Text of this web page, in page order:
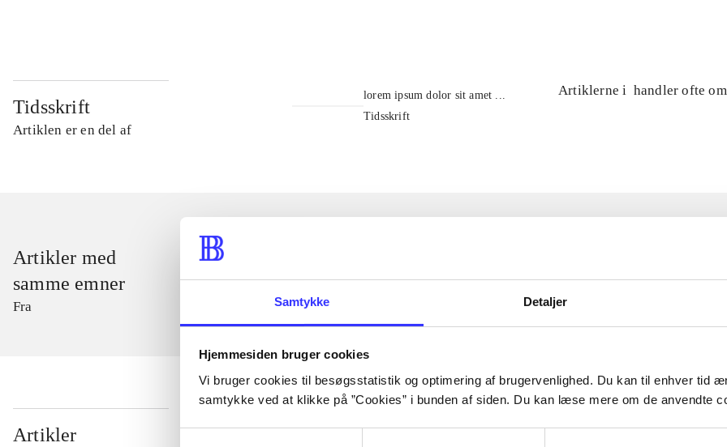
Samtykke Detaljer
Hjemmesiden bruger cookies
Vi bruger cookies til besøgsstatistik og optimering af brugervenlighed. Du kan til enhver tid
samtykke ved at klikke på ”Cookies” i bunden af siden. Du kan læse mere om de anvendte
Tidsskrift
Artiklen er en del af
lorem ipsum dolor sit amet ...
Tidsskrift
Artiklerne i handler ofte om
Artikler med
samme emner
Fra
Artikler